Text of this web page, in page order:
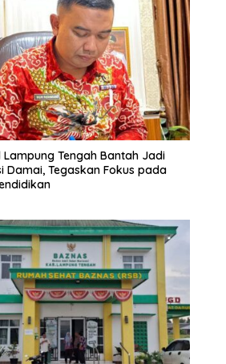
Tengah Bantah Jadi
Damai, Tegaskan Fokus pada